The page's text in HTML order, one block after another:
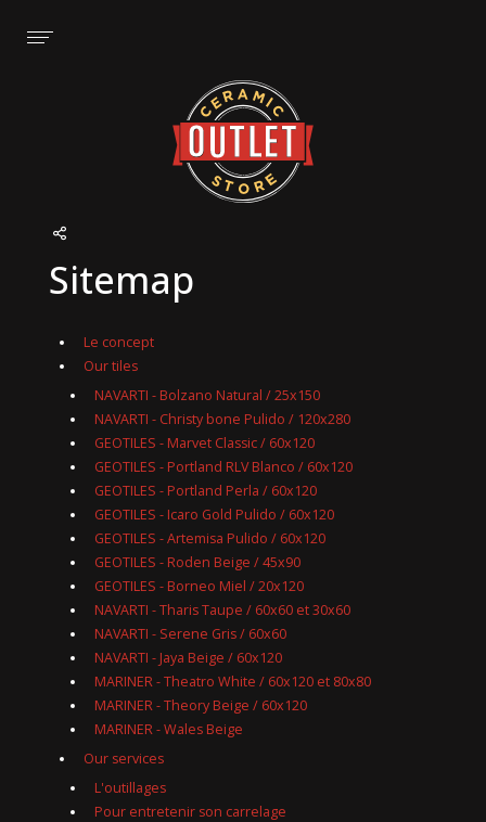
Pour entretenir son carrelage
Sitemap
Le concept
Our tiles
NAVARTI - Bolzano Natural / 25x150
NAVARTI - Christy bone Pulido / 120x280
GEOTILES - Marvet Classic / 60x120
GEOTILES - Portland RLV Blanco / 60x120
GEOTILES - Portland Perla / 60x120
GEOTILES - Icaro Gold Pulido / 60x120
GEOTILES - Artemisa Pulido / 60x120
GEOTILES - Roden Beige / 45x90
GEOTILES - Borneo Miel / 20x120
NAVARTI - Tharis Taupe / 60x60 et 30x60
NAVARTI - Serene Gris / 60x60
NAVARTI - Jaya Beige / 60x120
MARINER - Theatro White / 60x120 et 80x80
MARINER - Theory Beige / 60x120
MARINER - Wales Beige
Our services
L'outillages
Pour entretenir son carrelage